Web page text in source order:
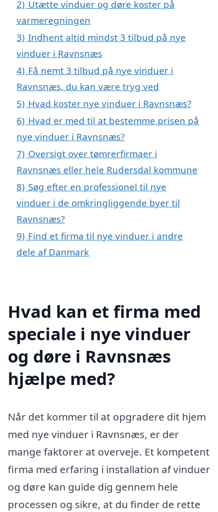
2) Utætte vinduer og døre koster på
varmeregningen
3) Indhent altid mindst 3 tilbud på nye
vinduer i Ravnsnæs
4) Få nemt 3 tilbud på nye vinduer i
Ravnsnæs, du kan være tryg ved
5) Hvad koster nye vinduer i Ravnsnæs?
6) Hvad er med til at bestemme prisen på
nye vinduer i Ravnsnæs?
7) Oversigt over tømrerfirmaer i
Ravnsnæs eller hele Rudersdal kommune
8) Søg efter en professionel til nye
vinduer i de omkringliggende byer til
Ravnsnæs?
9) Find et firma til nye vinduer i andre
dele af Danmark
Hvad kan et firma med
speciale i nye vinduer
og døre i Ravnsnæs
hjælpe med?
Når det kommer til at opgradere dit hjem
med nye vinduer i Ravnsnæs, er der
mange faktorer at overveje. Et kompetent
firma med erfaring i installation af vinduer
og døre kan guide dig gennem hele
processen og sikre, at du finder de rette